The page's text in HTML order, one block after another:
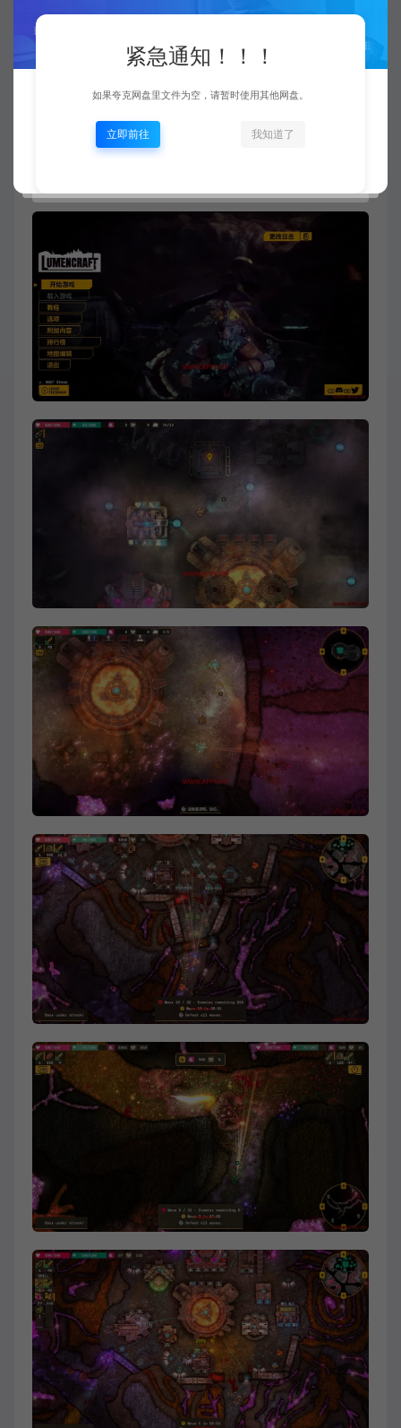
操作系统: Requires a 64-bit processor and
operating system
处理器: Quad Core CPU @4Ghz
内存: 4 GB RAM
显卡: NVIDIA GeForce GTX 1080 or similar. 4 GB
紧急通知！！！
如果夸克网盘里文件为空，请暂时使用其他网盘。
立即前往 我知道了